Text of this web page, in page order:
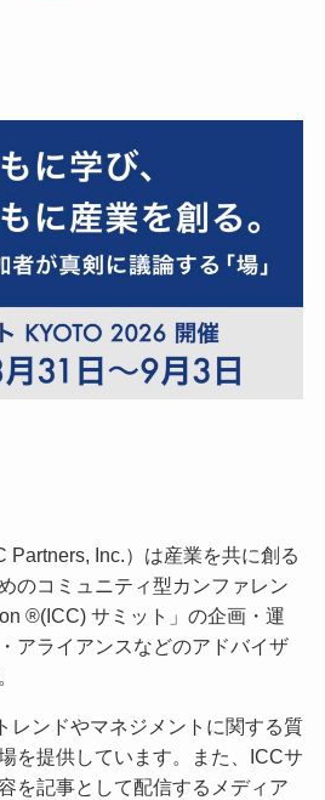
Partners, Inc.）は産業を共に創る
のコミュニティ型カンファレン
®(ICC) サミット」の企画・運
アライアンスなどのアドバイザ
レンドやマネジメントに関する質
を提供しています。また、ICCサ
を記事として配信するメディア